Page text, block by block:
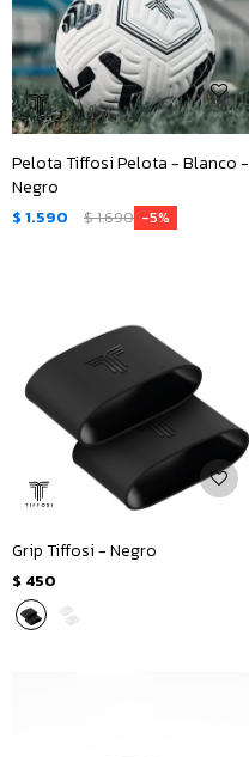
Pelota Tiffosi Pelota - Blanco -
Negro
$ 1.590 $1.690 5
Grip Tiffosi - Negro
$ 450